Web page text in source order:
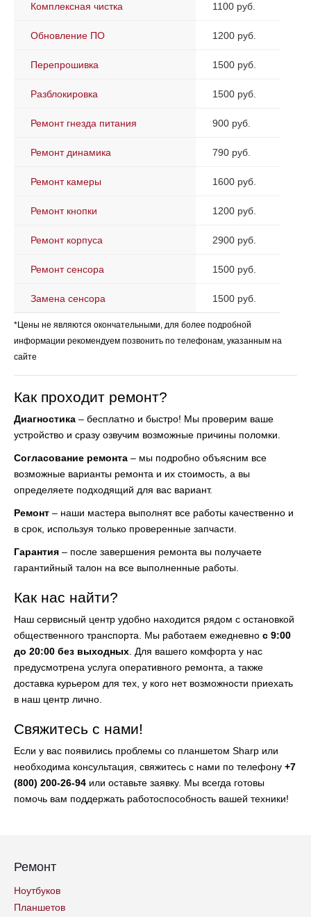
Комплексная чистка 1100 руб.
Обновление ПО 1200 руб.
Перепрошивка 1500 руб.
Разблокировка 1500 руб.
Ремонт гнезда питания 900 руб.
Ремонт динамика 790 руб.
Ремонт камеры 1600 руб.
Ремонт кнопки 1200 руб.
Ремонт корпуса 2900 руб.
Ремонт сенсора 1500 руб.
Замена сенсора 1500 руб.
*Цены не являются окончательными, для более подробной
информации рекомендуем позвонить по телефонам, указанным на
сайте
Как проходит ремонт?
Диагностика – бесплатно и быстро! Мы проверим ваше
устройство и сразу озвучим возможные причины поломки.
Согласование ремонта – мы подробно объясним все
возможные варианты ремонта и их стоимость, а вы
определяете подходящий для вас вариант.
Ремонт – наши мастера выполнят все работы качественно и
в срок, используя только проверенные запчасти.
Гарантия – после завершения ремонта вы получаете
гарантийный талон на все выполненные работы.
Как нас найти?
Наш сервисный центр удобно находится рядом с остановкой
общественного транспорта. Мы работаем ежедневно с 9:00
до 20:00 без выходных . Для вашего комфорта у нас
предусмотрена услуга оперативного ремонта, а также
доставка курьером для тех, у кого нет возможности приехать
в наш центр лично.
Свяжитесь с нами!
Если у вас появились проблемы со планшетом Sharp или
необходима консультация, свяжитесь с нами по телефону +7
(800) 200-26-94 или оставьте заявку. Мы всегда готовы
помочь вам поддержать работоспособность вашей техники!
Ремонт
Ноутбуков
Планшетов